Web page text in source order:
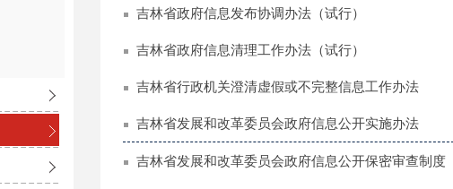
吉林省政府信息发布协调办法（试行）
吉林省政府信息清理工作办法（试行）
吉林省行政机关澄清虚假或不完整信息工作办法
吉林省发展和改革委员会政府信息公开实施办法
吉林省发展和改革委员会政府信息公开保密审查制度